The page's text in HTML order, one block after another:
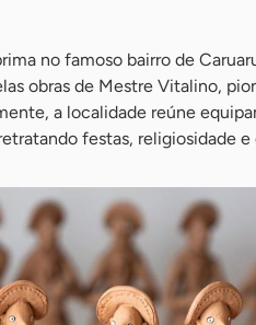
no famoso bairro de
obras de Mestre Vitalino,
a localidade reúne
festas, religiosidade